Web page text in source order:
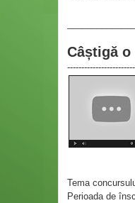
Câștigă
Tema
Perioada de